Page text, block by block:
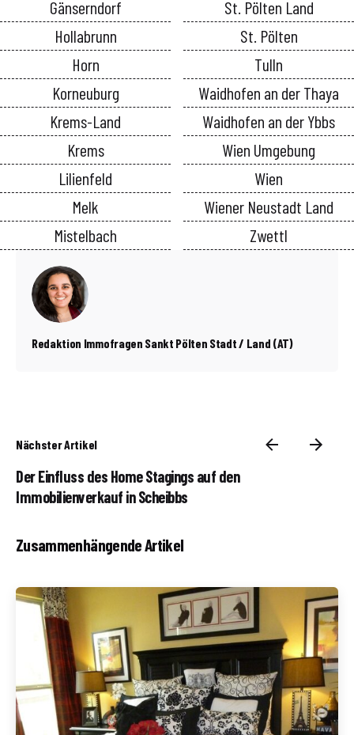
Gänserndorf
Hollabrunn
Horn
Korneuburg
Krems-Land
Krems
Lilienfeld
Melk
Mistelbach
St. Pölten Land
St. Pölten
Tulln
Waidhofen an der Thaya
Waidhofen an der Ybbs
Wien Umgebung
Wien
Wiener Neustadt Land
Zwettl
Redaktion Immofragen Sankt Pölten Stadt / Land (AT)
Nächster Artikel
Der Einfluss des Home Stagings auf den
Immobilienverkauf in Scheibbs
Zusammenhängende Artikel